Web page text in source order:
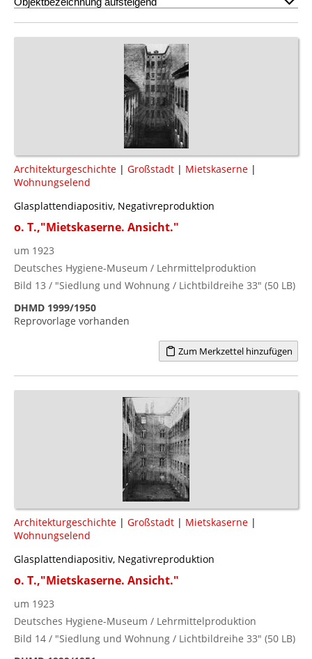
Architekturgeschichte | Großstadt | Mietskaserne |
Wohnungselend
Glasplattendiapositiv, Negativreproduktion
o. T.,"Mietskaserne. Ansicht."
um 1923
Deutsches Hygiene-Museum / Lehrmittelproduktion
Bild 13 / "Siedlung und Wohnung / Lichtbildreihe 33" (50 LB)
DHMD 1999/1950
Reprovorlage vorhanden
Zum Merkzettel hinzufügen
Architekturgeschichte | Großstadt | Mietskaserne |
Wohnungselend
Glasplattendiapositiv, Negativreproduktion
o. T.,"Mietskaserne. Ansicht."
um 1923
Deutsches Hygiene-Museum / Lehrmittelproduktion
Bild 14 / "Siedlung und Wohnung / Lichtbildreihe 33" (50 LB)